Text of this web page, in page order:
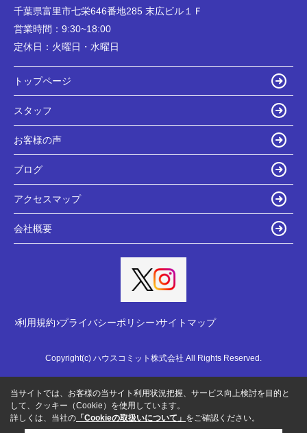
千葉県富里市七栄646番地285 末広ビル１Ｆ
営業時間： 9:30~18:00
定休日： 火曜日・水曜日
トップページ
スタッフ
お客様の声
ブログ
アクセスマップ
会社概要
利用規約 プライバシーポリシー サイトマップ
Copyright(c) ハウスコミット株式会社 All Rights Reserved.
当サイトでは、お客様の当サイト利用状況把握、サービス向上検討を目的と
して、クッキー（Cookie）を使用しています。
詳しくは、当社の 「Cookieの取扱いについて」 をご確認ください。